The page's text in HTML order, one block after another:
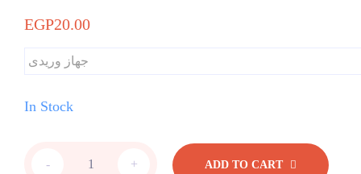
EGP20.00
جهاز وريدى
In Stock
وريدى
- + ADD TO CART